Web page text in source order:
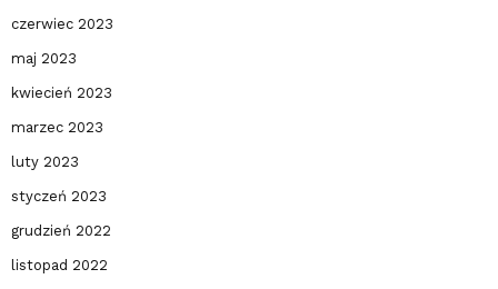
czerwiec 2023
maj 2023
kwiecień 2023
marzec 2023
luty 2023
styczeń 2023
grudzień 2022
listopad 2022